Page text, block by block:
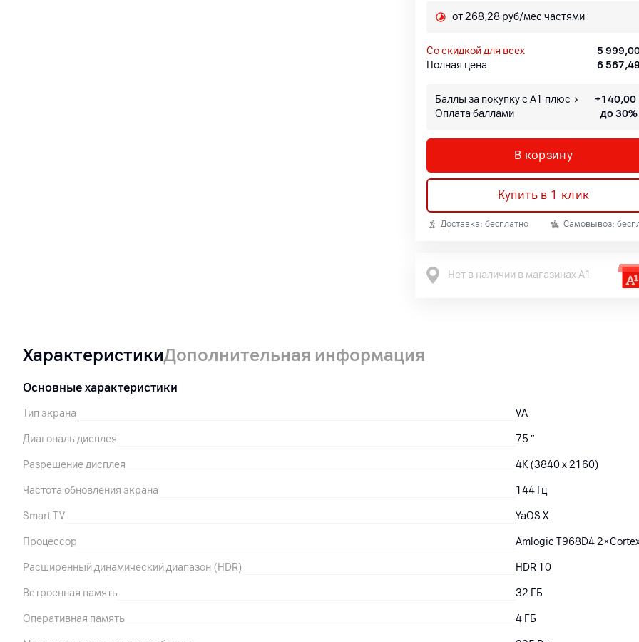
от 268,28 руб/мес частями
со скидкой для всех 5
Полная цена
6 567,49
Баллы за покупку с А1 плюс +140,00
Оплата баллами
до 30%
В корзину
Купить в 1 клик
Доставка: бесплатно Самовывоз:
Нет в наличии в магазинах А1
ХарактеристикиДополнительная информация
Основные характеристики
Тип экрана VA
Диагональ дисплея 75 ″
Разрешение дисплея 4K (3840 x 2160)
Частота обновления экрана 144 Гц
Smart TV YaOS X
Процессор Amlogic T968D4
Расширенный динамический диапазон (HDR) HDR 10
Встроенная память 32 ГБ
Оперативная память 4 ГБ